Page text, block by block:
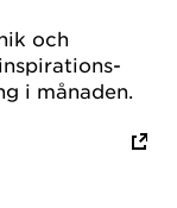
och
i månaden.